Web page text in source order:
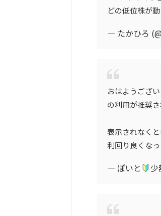
どの低位株が
— たかひろ
おはようござ
の利用が推奨さ
表示されなく
利回り良くな
— ぽいと